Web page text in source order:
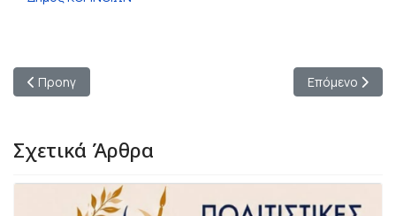
Προηγούμενο άρθρο: Το Επιμελητήριο Κορινθίας ενημερώνει
Προηγ Επόμενο
Επόμενο
Σχετικά Άρθρα